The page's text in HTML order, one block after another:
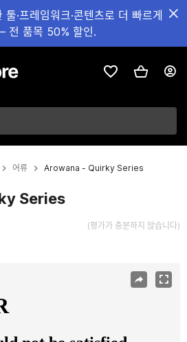
·프레임워크·콘텐츠로 더 빠르게
전 품목 50% 할인.
어류 Arowana - Quirky Series
Series
(평가가 충분하지 않습니다)